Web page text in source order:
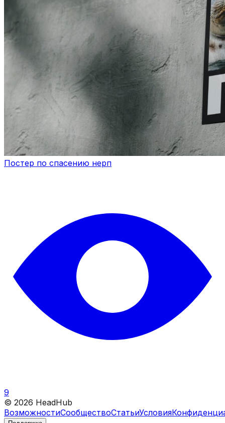
Постер по спасению нерп
9
© 2026 HeadHub
ВозможностиСообществоСтатьиУсловия